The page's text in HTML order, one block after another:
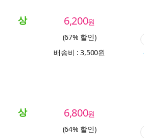
상 6,200원
(67% 할인)
배송비 : 3,500원
상 6,800원
(64% 할인)